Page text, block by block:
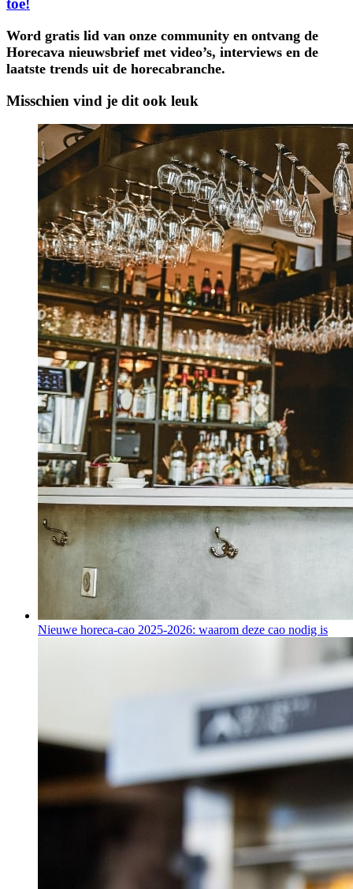
toe!
Word gratis lid van onze community en ontvang de
Horecava nieuwsbrief met video’s, interviews en de
laatste trends uit de horecabranche.
Misschien vind je dit ook leuk
Nieuwe horeca-cao 2025-2026: waarom deze cao nodig is